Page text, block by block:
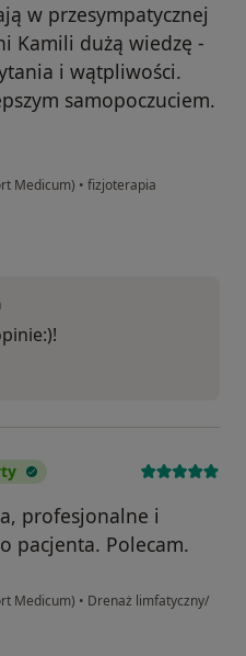
w przesympatycznej
Kamili dużą wiedzę -
i wątpliwości.
samopoczuciem.
Medicum) • fizjoterapia
profesjonalne i
pacjenta. Polecam.
Medicum) • Drenaż limfatyczny/